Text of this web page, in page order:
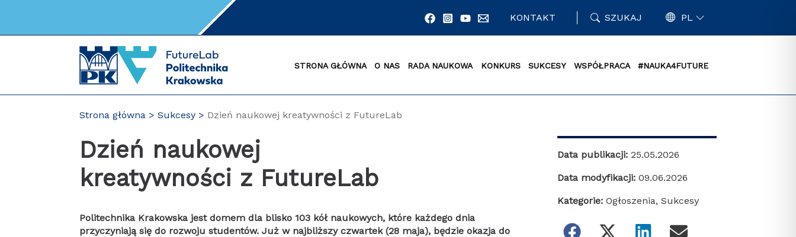
KONTAKT SZUKAJ PL
STRONA GŁÓWNA O NAS RADA NAUKOWA KONKURS SUKCESY WSPÓŁPRACA #NAUKA4FUTURE
Strona główna Sukcesy Dzień naukowej kreatywności z FutureLab
Dzień naukowej
kreatywności z FutureLab
Politechnika Krakowska jest domem dla blisko 103 kół naukowych, które każdego dnia
przyczyniają się do rozwoju studentów. Już w najbliższy czwartek (28 maja), będzie okazja do
Data publikacji: 25.05.2026
Data modyfikacji: 09.06.2026
Kategorie: Ogłoszenia, Sukcesy